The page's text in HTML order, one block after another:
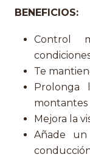
BENEFICIOS:
Control
Te
montantes
Mejora la
Añade